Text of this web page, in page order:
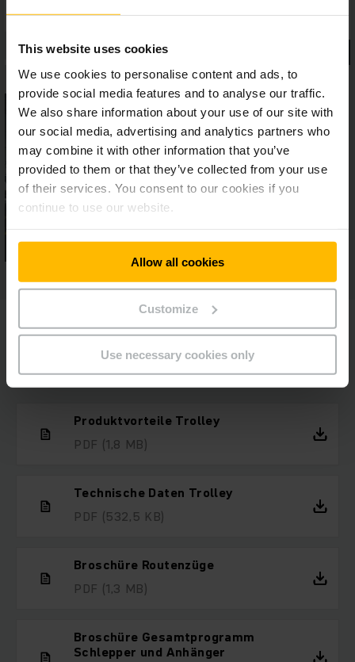
This website uses cookies
We use cookies to personalise content and ads, to
provide social media features and to analyse our traffic.
We also share information about your use of our site with
our social media, advertising and analytics partners who
may combine it with other information that you’ve
provided to them or that they’ve collected from your use
of their services. You consent to our cookies if you
continue to use our website.
Allow all cookies
Customize
Use necessary cookies only
Downloads
Produktvorteile Trolley
PDF (1,8 MB)
Technische Daten Trolley
PDF (532,5 KB)
Broschüre Routenzüge
PDF (1,3 MB)
Broschüre Gesamtprogramm
Schlepper und Anhänger